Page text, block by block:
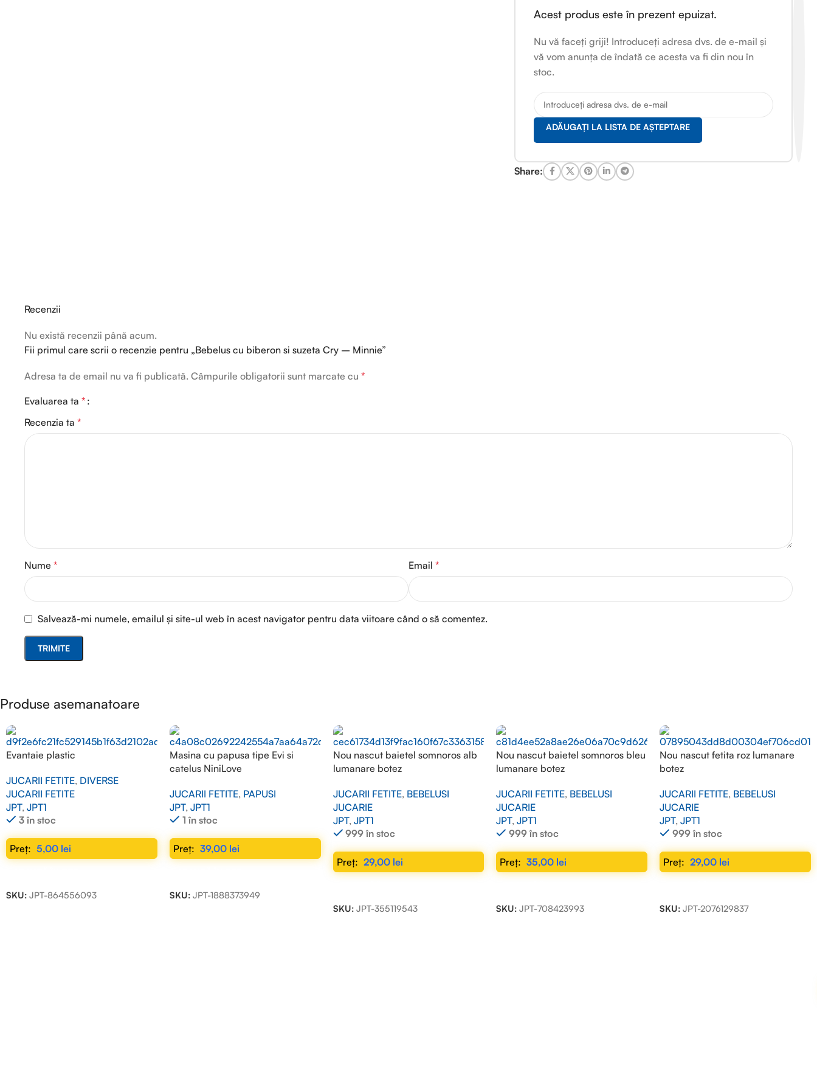
Acest produs este în prezent epuizat.
Nu vă faceți griji! Introduceți adresa dvs. de e-mail și
vă vom anunța de îndată ce acesta va fi din nou în
stoc.
ADĂUGAȚI LA LISTA DE AȘTEPTARE
Share:
Recenzii
Nu există recenzii până acum.
Fii primul care scrii o recenzie pentru „Bebelus cu biberon si suzeta Cry – Minnie”
Adresa ta de email nu va fi publicată. Câmpurile obligatorii sunt marcate cu *
Evaluarea ta *
Recenzia ta *
Nume * Email *
Salvează-mi numele, emailul și site-ul web în acest navigator pentru data viitoare când o să comentez.
Produse asemanatoare
Evantaie plastic
JUCARII FETITE, DIVERSE
JUCARII FETITE
JPT, JPT1
3 în stoc
5,00 lei
SKU: JPT-864556093
Masina cu papusa tipe Evi si
catelus NiniLove
JUCARII FETITE, PAPUSI
JPT, JPT1
1 în stoc
39,00 lei
SKU: JPT-1888373949
Nou nascut baietel somnoros alb
lumanare botez
JUCARII FETITE, BEBELUSI
JUCARIE
JPT, JPT1
999 în stoc
29,00 lei
SKU: JPT-355119543
Nou nascut baietel somnoros bleu
lumanare botez
JUCARII FETITE, BEBELUSI
JUCARIE
JPT, JPT1
999 în stoc
35,00 lei
SKU:JPT-708423993
Nou nascut fetita roz lumanare
botez
JUCARII FETITE, BEBELUSI
JUCARIE
JPT, JPT1
999 în stoc
29,00 lei
SKU:JPT-2076129837